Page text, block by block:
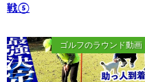
戦⑤
ゴルフのラウンド動画